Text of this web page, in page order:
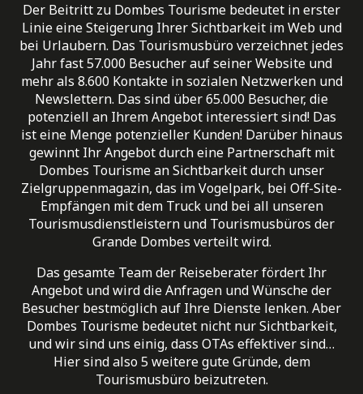
Der Beitritt zu Dombes Tourisme bedeutet in erster
Linie eine Steigerung Ihrer Sichtbarkeit im Web und
bei Urlaubern. Das Tourismusbüro verzeichnet jedes
Jahr fast 57.000 Besucher auf seiner Website und
mehr als 8.600 Kontakte in sozialen Netzwerken und
Newslettern. Das sind über 65.000 Besucher, die
potenziell an Ihrem Angebot interessiert sind! Das
ist eine Menge potenzieller Kunden! Darüber hinaus
gewinnt Ihr Angebot durch eine Partnerschaft mit
Dombes Tourisme an Sichtbarkeit durch unser
Zielgruppenmagazin, das im Vogelpark, bei Off-Site-
Empfängen mit dem Truck und bei all unseren
Tourismusdienstleistern und Tourismusbüros der
Grande Dombes verteilt wird.
Das gesamte Team der Reiseberater fördert Ihr
Angebot und wird die Anfragen und Wünsche der
Besucher bestmöglich auf Ihre Dienste lenken. Aber
Dombes Tourisme bedeutet nicht nur Sichtbarkeit,
und wir sind uns einig, dass OTAs effektiver sind…
Hier sind also 5 weitere gute Gründe, dem
Tourismusbüro beizutreten.